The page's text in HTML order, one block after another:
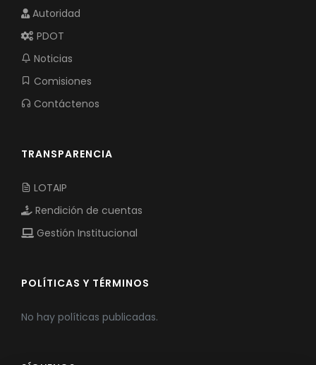
Autoridad
PDOT
Noticias
Comisiones
Contáctenos
TRANSPARENCIA
LOTAIP
Rendición de cuentas
Gestión Institucional
POLÍTICAS Y TÉRMINOS
No hay políticas publicadas.